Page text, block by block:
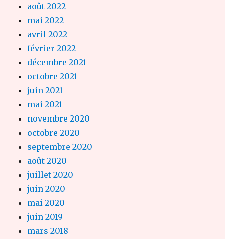
août 2022
mai 2022
avril 2022
février 2022
décembre 2021
octobre 2021
juin 2021
mai 2021
novembre 2020
octobre 2020
septembre 2020
août 2020
juillet 2020
juin 2020
mai 2020
juin 2019
mars 2018